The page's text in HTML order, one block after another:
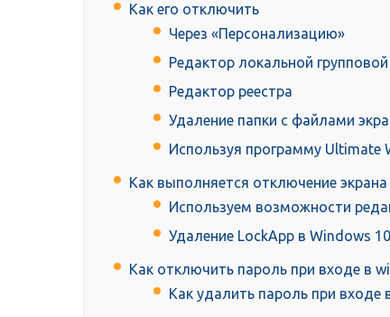
Как его отключить
Через «Персонализацию»
Редактор локальной
Редактор реестра
Удаление папки с файлами
Используя программу Ultimate
Как выполняется отключение
Используем возможности
Удаление LockApp в Windows 10
Как отключить пароль при входе в
Как удалить пароль при входе